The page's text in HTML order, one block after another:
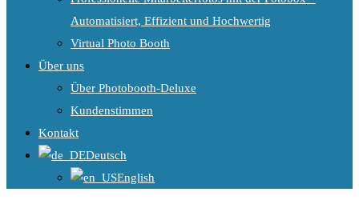
Automatisiert, Effizient und Hochwertig
Virtual Photo Booth
Über uns
Über Photobooth-Deluxe
Kundenstimmen
Kontakt
Deutsch
English